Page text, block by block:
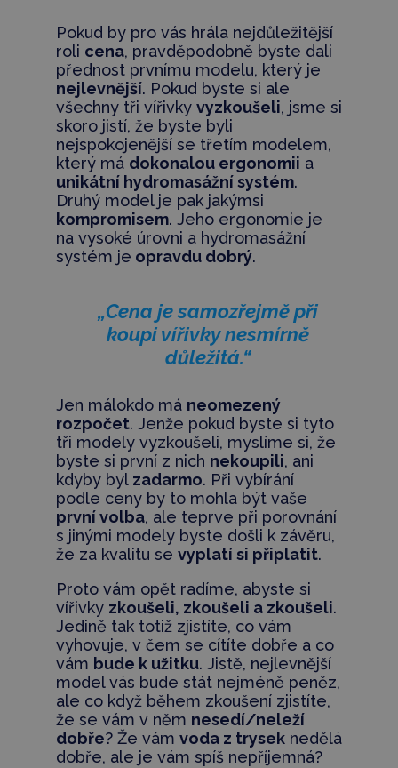
Pokud by pro vás hrála nejdůležitější
roli cena, pravděpodobně byste dali
přednost prvnímu modelu, který je
nejlevnější. Pokud byste si ale
všechny tři vířivky vyzkoušeli, jsme si
skoro jistí, že byste byli
nejspokojenější se třetím modelem,
který má dokonalou ergonomii a
unikátní hydromasážní systém.
Druhý model je pak jakýmsi
kompromisem. Jeho ergonomie je
na vysoké úrovni a hydromasážní
systém je opravdu dobrý.
„Cena je samozřejmě při
koupi vířivky nesmírně
důležitá.“
Jen málokdo má neomezený
rozpočet. Jenže pokud byste si tyto
tři modely vyzkoušeli, myslíme si, že
byste si první z nich nekoupili, ani
kdyby bylzadarmo. Při vybírání
podle ceny by to mohla být vaše
první volba, ale teprve při porovnání
s jinými modely byste došli k závěru,
že za kvalitu se vyplatí si připlatit.
Proto vám opět radíme, abyste si
vířivky zkoušeli, zkoušeli a zkoušeli.
Jedině tak totiž zjistíte, co vám
vyhovuje, v čem se cítíte dobře a co
vám bude k užitku. Jistě, nejlevnější
model vás bude stát nejméně peněz,
ale co když během zkoušení zjistíte,
že se vám v něm nesedí/neleží
dobře? Že vám voda z tryseknedělá
dobře, ale je vám spíš nepříjemná?